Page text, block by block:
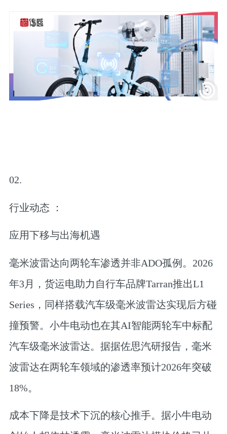
02.
行业动态 ：
应用下移与出海机遇
毫米波雷达向两轮车渗透并非ADO孤例。 2026
年3月，货运电助力自行车品牌Tarran推出L1
Series，同样搭载汽车级毫米波雷达实现后方碰
撞预警。小牛电动也在其AI智能两轮车中标配
汽车级毫米波雷达。 据据佐思汽研报告，毫米
波雷达在两轮车领域的渗透率预计2026年突破
18%。
成本下降是技术下沉的核心推手。 据小牛电动